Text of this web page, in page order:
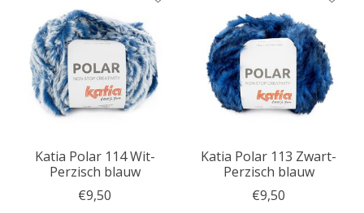
Katia Polar 114 Wit-
Perzisch blauw
€9,50
Katia Polar 113 Zwart-
Perzisch blauw
€9,50